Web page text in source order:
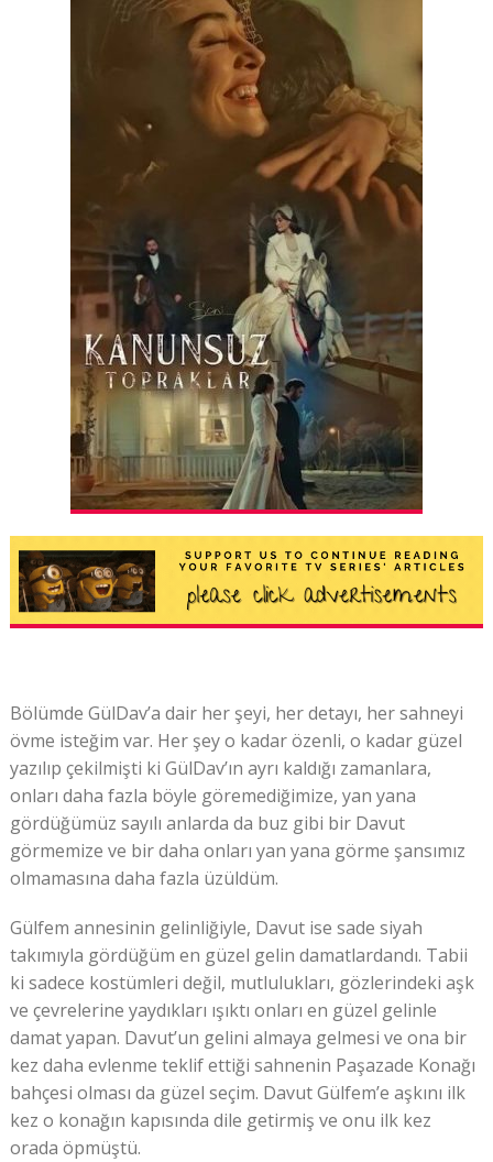
Bölümde GülDav’a dair her şeyi, her detayı, her sahneyi
övme isteğim var. Her şey o kadar özenli, o kadar güzel
yazılıp çekilmişti ki GülDav’ın ayrı kaldığı zamanlara,
onları daha fazla böyle göremediğimize, yan yana
gördüğümüz sayılı anlarda da buz gibi bir Davut
görmemize ve bir daha onları yan yana görme şansımız
olmamasına daha fazla üzüldüm.
Gülfem annesinin gelinliğiyle, Davut ise sade siyah
takımıyla gördüğüm en güzel gelin damatlardandı. Tabii
ki sadece kostümleri değil, mutlulukları, gözlerindeki aşk
ve çevrelerine yaydıkları ışıktı onları en güzel gelinle
damat yapan. Davut’un gelini almaya gelmesi ve ona bir
kez daha evlenme teklif ettiği sahnenin Paşazade Konağı
bahçesi olması da güzel seçim. Davut Gülfem’e aşkını ilk
kez o konağın kapısında dile getirmiş ve onu ilk kez
orada öpmüştü.